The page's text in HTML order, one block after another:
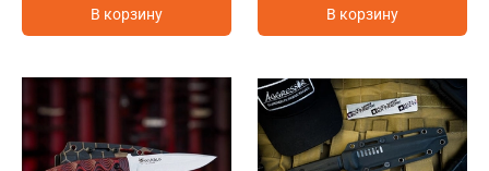
В корзину В корзину